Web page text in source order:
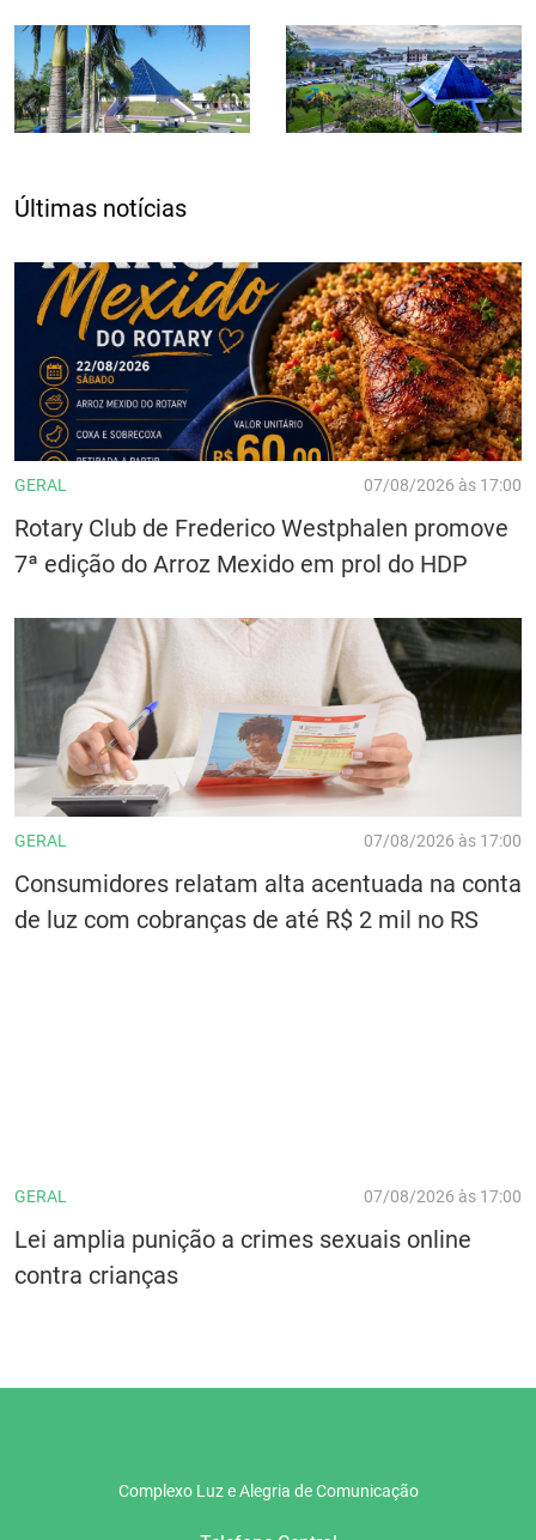
Últimas notícias
GERAL 07/08/2026 às 17:00
Rotary Club de Frederico Westphalen promove
7ª edição do Arroz Mexido em prol do HDP
GERAL 07/08/2026 às 17:00
Consumidores relatam alta acentuada na conta
de luz com cobranças de até R$ 2 mil no RS
GERAL 07/08/2026 às 17:00
Lei amplia punição a crimes sexuais online
contra crianças
Complexo Luz e Alegria de Comunicação